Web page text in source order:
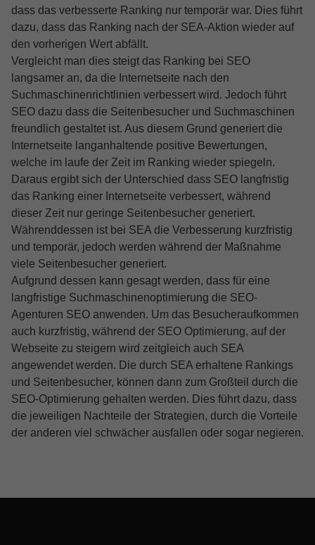
dass das verbesserte Ranking nur temporär war. Dies führt
dazu, dass das Ranking nach der SEA-Aktion wieder auf
den vorherigen Wert abfällt.
Vergleicht man dies steigt das Ranking bei SEO
langsamer an, da die Internetseite nach den
Suchmaschinenrichtlinien verbessert wird. Jedoch führt
SEO dazu dass die Seitenbesucher und Suchmaschinen
freundlich gestaltet ist. Aus diesem Grund generiert die
Internetseite langanhaltende positive Bewertungen,
welche im laufe der Zeit im Ranking wieder spiegeln.
Daraus ergibt sich der Unterschied dass SEO langfristig
das Ranking einer Internetseite verbessert, während
dieser Zeit nur geringe Seitenbesucher generiert.
Währenddessen ist bei SEA die Verbesserung kurzfristig
und temporär, jedoch werden während der Maßnahme
viele Seitenbesucher generiert.
Aufgrund dessen kann gesagt werden, dass für eine
langfristige Suchmaschinenoptimierung die SEO-
Agenturen SEO anwenden. Um das Besucheraufkommen
auch kurzfristig, während der SEO Optimierung, auf der
Webseite zu steigern wird zeitgleich auch SEA
angewendet werden. Die durch SEA erhaltene Rankings
und Seitenbesucher, können dann zum Großteil durch die
SEO-Optimierung gehalten werden. Dies führt dazu, dass
die jeweiligen Nachteile der Strategien, durch die Vorteile
der anderen viel schwächer ausfallen oder sogar negieren.